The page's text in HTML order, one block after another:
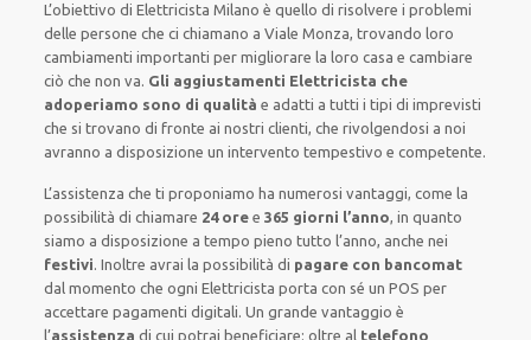
L’obiettivo di Elettricista Milano è quello di risolvere i problemi
delle persone checi chiamano a Viale Monza, trovando loro
cambiamenti importanti per migliorare la loro casa e cambiare
ciò che non va. Gli aggiustamenti Elettricista che
adoperiamo sono di qualità e adatti a tutti i tipi di imprevisti
che si trovano di fronte ai nostri clienti, che rivolgendosi a noi
avranno a disposizione un interventotempestivo e competente.
L’assistenza che tiproponiamo ha numerosi vantaggi, come la
possibilità di chiamare 24 ore e 365 giorni l’anno, in quanto
siamo a disposizione a tempo pieno tutto l’anno, anche nei
festivi.Inoltre avrai la possibilità di pagare con bancomat
dal momento che ogni Elettricistaporta con séun POSper
accettare pagamentidigitali.Un grande vantaggio è
l’assistenza di cui potrai beneficiare: oltre al telefono